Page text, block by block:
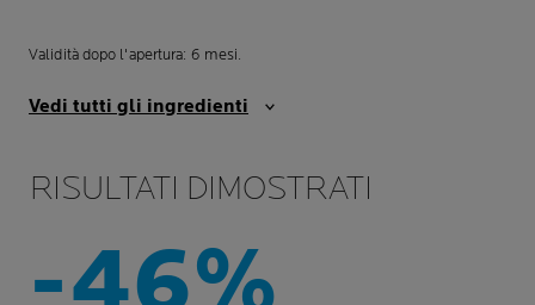
Validità dopo l'apertura: 6 mesi.
Vedi tutti gli ingredienti
RISULTATI DIMOSTRATI